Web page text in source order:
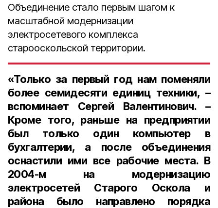
Объединение стало первым шагом к
масштабной модернизации
электросетевого комплекса
старооскольской территории.
«Только за первый год нам поменяли
более семидесяти единиц техники, –
вспоминает Сергей Валентинович. –
Кроме того, раньше на предприятии
был только один компьютер в
бухгалтерии, а после объединения
оснастили ими все рабочие места. В
2004-м на модернизацию
электросетей Старого Оскола и
района было направлено порядка